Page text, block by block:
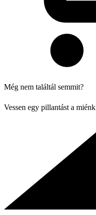
Még nem találtál semmit?
Vessen egy pillantást a miénk